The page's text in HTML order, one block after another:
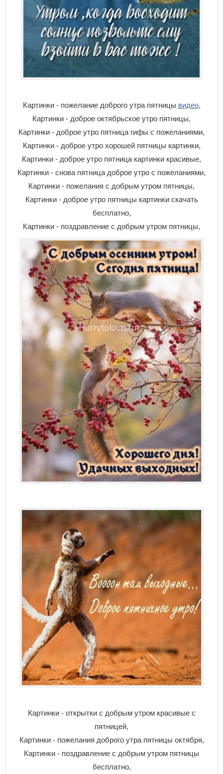
Картинки - пожелание доброго утра пятницы видео,
Картинки - доброе октябрьское утро пятницы,
Картинки - доброе утро пятница гифы с пожеланиями,
Картинки - доброе утро хорошей пятницы картинки,
Картинки - доброе утро пятница картинки красивые,
Картинки - снова пятница доброе утро с пожеланиями,
Картинки - пожелания с добрым утром пятницы,
Картинки - доброе утро пятницы картинки скачать
бесплатно,
Картинки - поздравление с добрым утром пятницы,
Картинки - открытки с добрым утром красивые с
пятницей,
Картинки - пожелания доброго утра пятницы октября,
Картинки - поздравление с добрым утром пятницы
бесплатно,